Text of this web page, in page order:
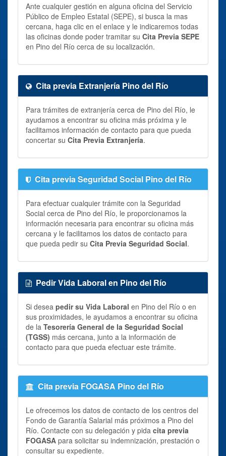
Ante cualquier gestión en alguna oficina del Servicio
Público de Empleo Estatal (SEPE), si busca la mas
cercana, haga clic en el enlace y le indicaremos todas
las oficinas donde poder tramitar su Cita Previa SEPE
en Pino del Río cerca de su localización.
Cita previa Extranjería Pino del Río
Para trámites de extranjería cerca de Pino del Río, le
ayudamos a encontrar su oficina más próxima y le
facilitamos información de contacto para que pueda
concertar su Cita Previa Extranjería.
Cita previa Seguridad Social Pino del Río
Para efectuar cualquier trámite con la Seguridad
Social cerca de Pino del Río, le proporcionamos la
información necesaria para encontrar su oficina más
cercana y le facilitamos los datos de contacto para
que pueda pedir su Cita Previa Seguridad Social.
Pedir Vida Laboral en Pino del Río
Si desea pedir su Vida Laboral en Pino del Río o en
sus proximidades, le ayudamos a encontrar su oficina
de la Tesorería General de la Seguridad Social
(TGSS) más cercana, junto a la información de
contacto para que pueda efectuar este trámite.
Cita previa FOGASA Pino del Río
Le ofrecemos los datos de contacto de los centros del
Fondo de Garantía Salarial más próximos a Pino del
Río. Contacte con su delegación y pida cita previa
FOGASA para solicitar su indemnización, prestación o
consultar su expediente.